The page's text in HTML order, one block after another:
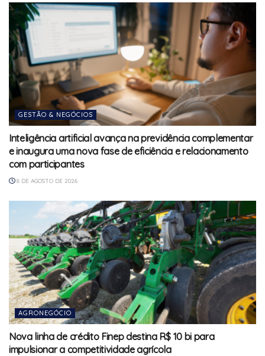
GESTÃO & NEGÓCIOS
Inteligência artificial avança na previdência complementar
e inaugura uma nova fase de eficiência e relacionamento
com participantes
8 DE AGOSTO DE 2026
AGRONEGÓCIO
Nova linha de crédito Finep destina R$ 10 bi para
impulsionar a competitividade agrícola